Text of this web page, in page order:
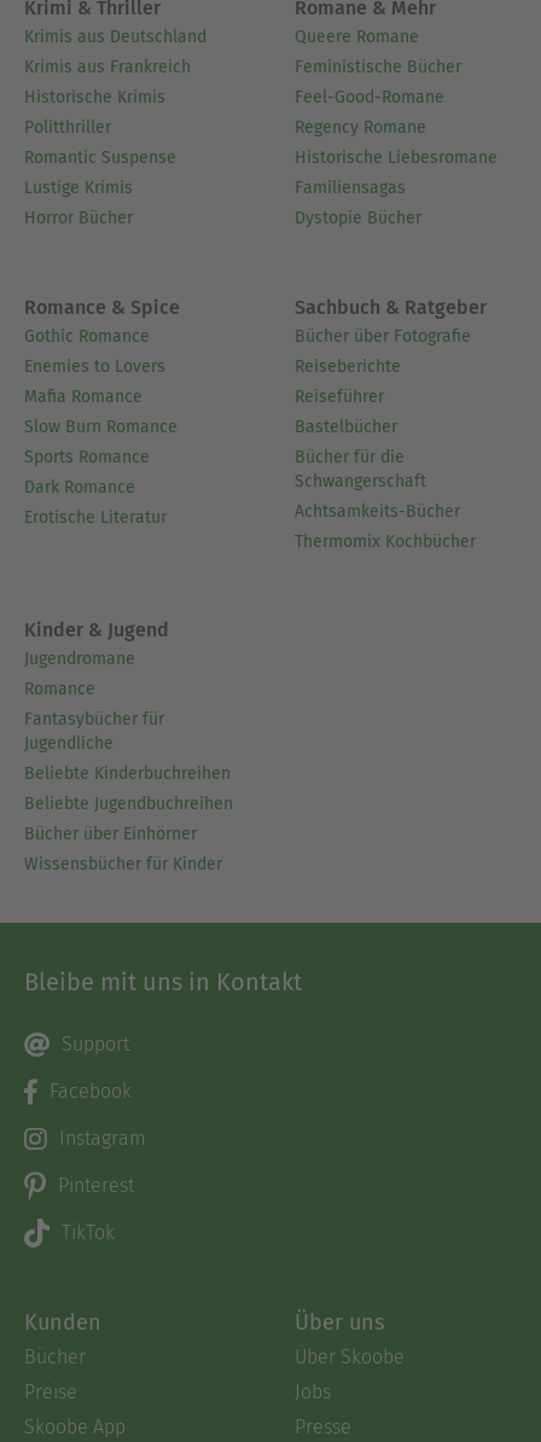
Krimi & Thriller
Krimis aus Deutschland
Krimis aus Frankreich
Historische Krimis
Politthriller
Romantic Suspense
Lustige Krimis
Horror Bücher
Romane & Mehr
Queere Romane
Feministische Bücher
Feel-Good-Romane
Regency Romane
Historische Liebesromane
Familiensagas
Dystopie Bücher
Romance & Spice
Gothic Romance
Enemies to Lovers
Mafia Romance
Slow Burn Romance
Sports Romance
Dark Romance
Erotische Literatur
Sachbuch & Ratgeber
Bücher über Fotografie
Reiseberichte
Reiseführer
Bastelbücher
Bücher für die
Schwangerschaft
Achtsamkeits-Bücher
Thermomix Kochbücher
Kinder & Jugend
Jugendromane
Romance
Fantasybücher für
Jugendliche
Beliebte Kinderbuchreihen
Beliebte Jugendbuchreihen
Bücher über Einhörner
Wissensbücher für Kinder
Bleibe mit uns in Kontakt
Support
Facebook
Instagram
Pinterest
TikTok
Kunden
Bücher
Preise
Skoobe App
Über uns
Über Skoobe
Jobs
Presse